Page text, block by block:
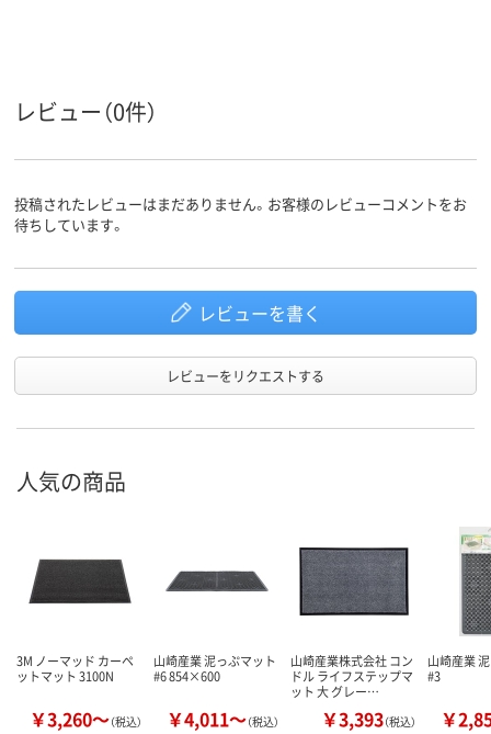
レビュー（0件）
投稿されたレビューはまだありません。お客様のレビューコメントをお
待ちしています。
レビューを書く
レビューをリクエストする
人気の商品
3M ノーマッド カーペ
ットマット 3100N
￥3,260～（税込）
山崎産業 泥っぷマット
#6 854×600
￥4,011～（税込）
山崎産業株式会社 コン
ドル ライフステップマ
ット 大 グレー…
￥3,393（税込）
山崎産業
#3
￥